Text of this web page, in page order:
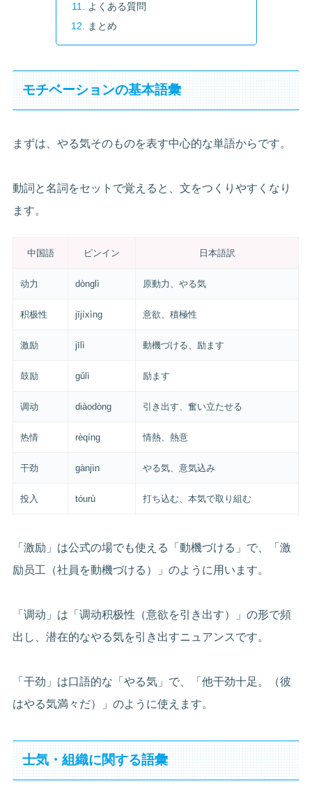
よくある質問
まとめ
モチベーションの基本語彙
まずは、やる気そのものを表す中心的な単語からです。
動詞と名詞をセットで覚えると、文をつくりやすくなり
ます。
中国語 ピンイン 日本語訳
动力 dònglì 原動力、やる気
积极性 jījíxìng 意欲、積極性
激励 jīlì 動機づける、励ます
鼓励 gǔlì 励ます
调动 diàodòng 引き出す、奮い立たせる
热情 rèqíng 情熱、熱意
干劲 gànjìn やる気、意気込み
投入 tóurù 打ち込む、本気で取り組む
「激励」は公式の場でも使える「動機づける」で、「激
励员工（社員を動機づける）」のように用います。
「调动」は「调动积极性（意欲を引き出す）」の形で頻
出し、潜在的なやる気を引き出すニュアンスです。
「干劲」は口語的な「やる気」で、「他干劲十足。（彼
はやる気満々だ）」のように使えます。
士気・組織に関する語彙